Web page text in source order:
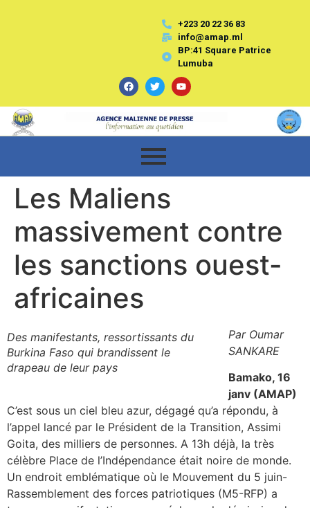
+223 20 22 36 83
info@amap.ml
BP:41 Square Patrice
Lumuba
Les Maliens
massivement contre
les sanctions ouest-
africaines
Des manifestants, ressortissants du
Burkina Faso qui brandissent le
drapeau de leur pays
Par Oumar
SANKARE
Bamako, 16
janv (AMAP)
C’est sous un ciel bleu azur, dégagé qu’a répondu, à
l’appel lancé par le Président de la Transition, Assimi
Goita, des milliers de personnes. A 13h déjà, la très
célèbre Place de l’Indépendance était noire de monde.
Un endroit emblématique où le Mouvement du 5 juin-
Rassemblement des forces patriotiques (M5-RFP) a